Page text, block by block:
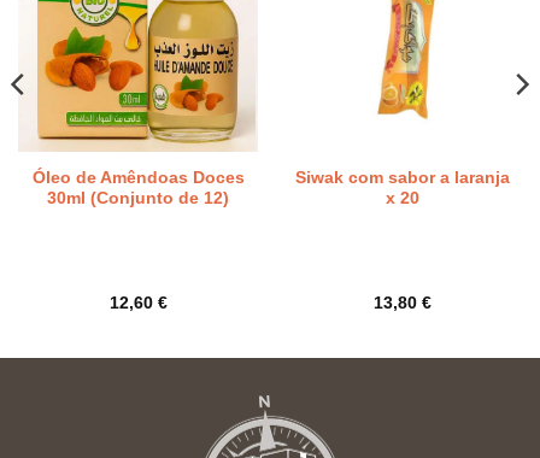
Óleo de Amêndoas Doces
30ml (Conjunto de 12)
12,60 €
Siwak com sabor a laranja
x 20
13,80 €